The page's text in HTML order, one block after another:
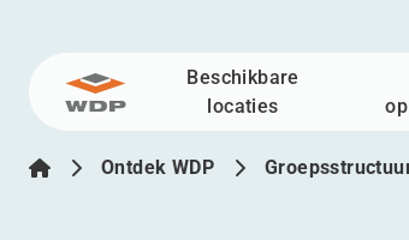
Ga naar inhoud
Beschikbare
locaties
Ontdek WDP